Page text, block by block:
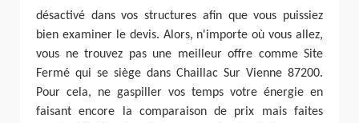
désactivé dans vos structures afin que vous puissiez
bien examiner le devis. Alors, n'importe où vous allez,
vous ne trouvez pas une meilleur offre comme Site
Fermé qui se siège dans Chaillac Sur Vienne 87200.
Pour cela, ne gaspiller vos temps votre énergie en
faisant encore la comparaison de prix mais faites